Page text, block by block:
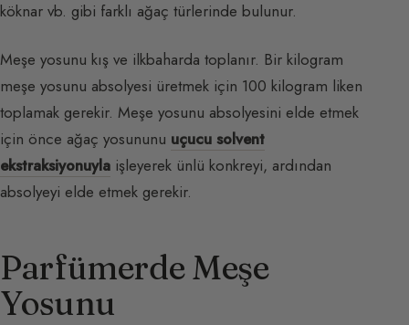
köknar vb. gibi farklı ağaç türlerinde bulunur.
Meşe yosunu kış ve ilkbaharda toplanır. Bir kilogram
meşe yosunu absolyesi üretmek için 100 kilogram liken
toplamak gerekir. Meşe yosunu absolyesini elde etmek
için önce ağaç yosununu uçucu solvent
ekstraksiyonuyla işleyerek ünlü konkreyi, ardından
absolyeyi elde etmek gerekir.
Parfümerde Meşe
Yosunu